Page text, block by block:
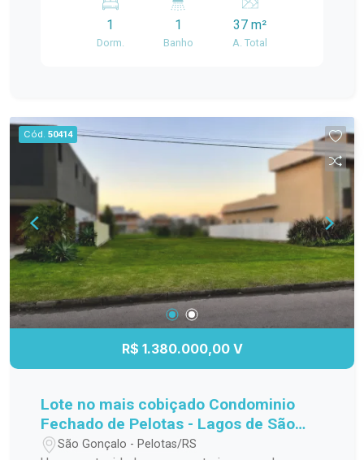
espaço, acabamentos contemporâneos e ótima
iluminação natural, proporcionando um clima
aconchegante e funcional. Localizado em um
investir, em uma região valorizada e de fácil
acesso a serviços, comércio e lazer. Localização
estratégica Design moderno e funcional Ideal
para moradia ou investimento
1
Dorm.
1
Banho
37 m²
A. Total
Cód. 50414
R$ 1.380.000,00 V
Lote no mais cobiçado Condominio
Fechado de Pelotas - Lagos de São
Gonçalo!
São Gonçalo - Pelotas/RS